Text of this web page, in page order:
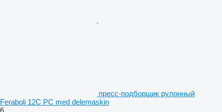
пресс-подборщик рулонный
Feraboli 12C PC med delemaskin
6